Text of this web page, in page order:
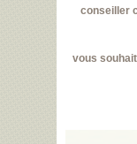
conseiller
vous